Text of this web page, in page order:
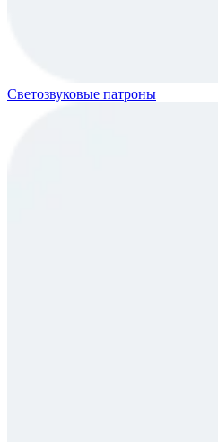
Светозвуковые патроны